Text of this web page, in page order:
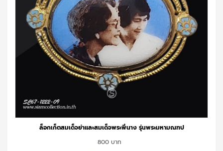
ล็อกเก็ตสมเด็จย่าและสมเด็จพระพี่นาง รุ่นพระมหามณฑป
800